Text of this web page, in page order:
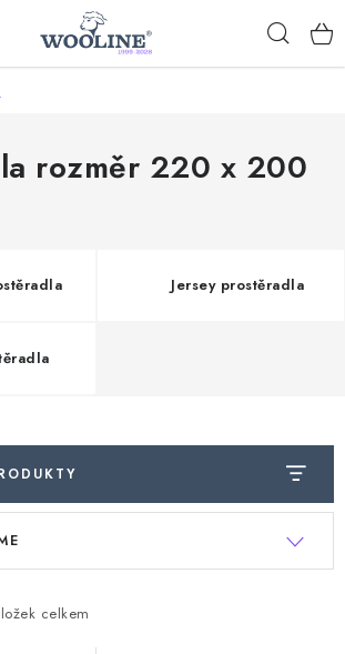
Hodnocení obchodu
Kontakty
FAQ
rozměr 220 x 200
Jersey prostěradla
celkem